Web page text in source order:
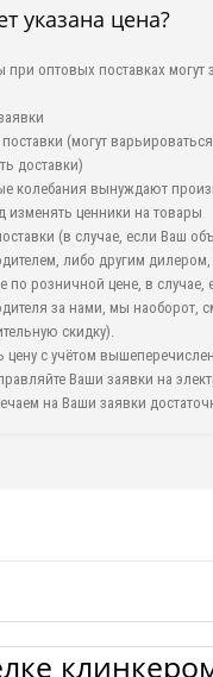
указана цена?
оптовых поставках могут
(могут
доставки)
колебания вынуждают
изменять ценники на товары
(в случае, если Ваш
либо другим
по розничной цене, в случае,
за нами, мы наоборот,
скидку).
цену с учётом
Ваши заявки на
на Ваши заявки